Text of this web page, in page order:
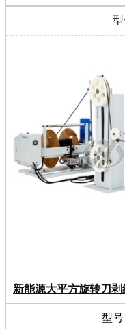
型
新能源大平方旋转刀剥
型号